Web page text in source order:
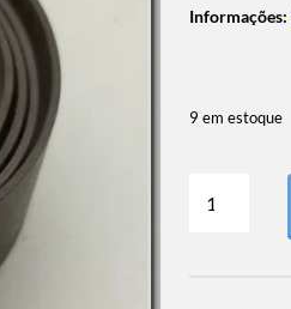
Informações:
9 em estoque